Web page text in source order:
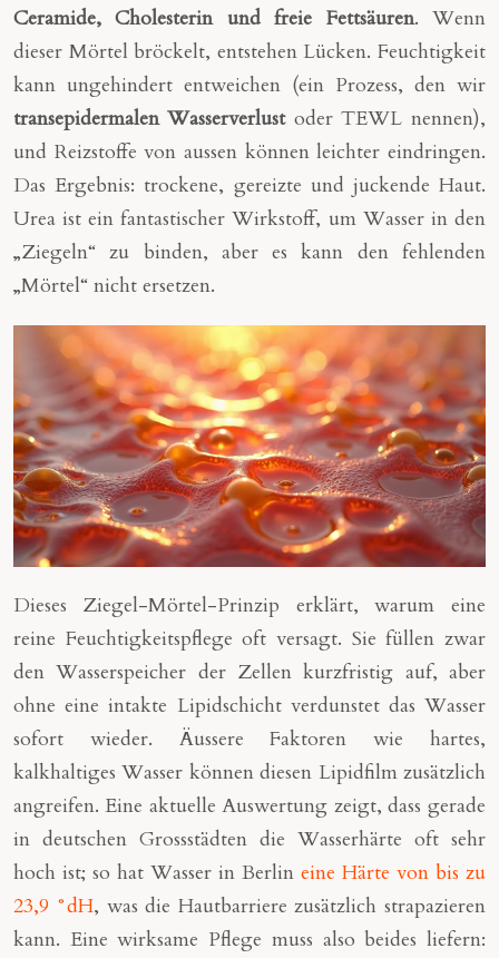
Ceramide, Cholesterin und freie Fettsäuren. Wenn
dieser Mörtel bröckelt, entstehen Lücken. Feuchtigkeit
kann ungehindert entweichen (ein Prozess, den wir
transepidermalen Wasserverlustoder TEWL nennen),
und Reizstoffe von aussen können leichter eindringen.
Das Ergebnis: trockene, gereizte und juckende Haut.
Urea ist ein fantastischer Wirkstoff, um Wasser in den
„Ziegeln“ zu binden, aber es kann den fehlenden
„Mörtel“ nicht ersetzen.
Dieses Ziegel-Mörtel-Prinzip erklärt, warum eine
reine Feuchtigkeitspflege oft versagt. Sie füllen zwar
den Wasserspeicher der Zellen kurzfristig auf, aber
ohne eine intakte Lipidschicht verdunstet das Wasser
sofort wieder. Äussere Faktoren wie hartes,
kalkhaltiges Wasser können diesen Lipidfilm zusätzlich
angreifen. Eine aktuelle Auswertung zeigt, dass gerade
in deutschen Grossstädten die Wasserhärte oft sehr
hoch ist; so hat Wasser in Berlin eine Härte von bis zu
23,9 °dH, was die Hautbarriere zusätzlich strapazieren
kann. Eine wirksame Pflege muss also beides liefern: